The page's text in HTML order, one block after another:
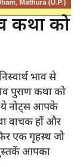
कथा को
भाव से
पुराण कथा को
ये नोट्स आपके
वाचक हों और
एक गृहस्थ जो
आपका